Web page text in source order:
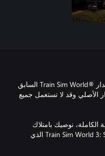
محتوى متوافق مع TSW تم إصداره لإصدار ®Train Sim World السابق
الأصلي وقد لا تستعمل جميع
الكاملة، نوصيك بامتلاك
Train Sim World 3: Schnellfahrstrecke Kassel - Würzburg الذي